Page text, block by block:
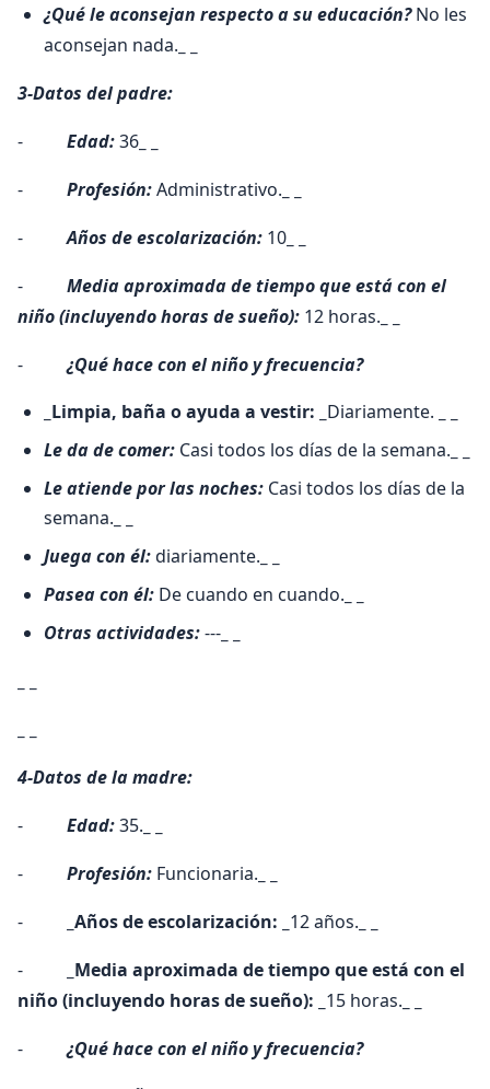
¿Qué le aconsejan respecto a su educación?No les
aconsejan nada.
3-Datos del padre:
- Edad:36
- Profesión:Administrativo.
-Años de escolarización: 10
- Media aproximada de tiempo que está con el
niño (incluyendo horas de sueño): 12 horas.
-¿Qué hace con el niño y frecuencia?
_Limpia, baña o ayuda a vestir: _ Diariamente.
Le da de comer: Casi todos los días de la semana.
Le atiende por las noches: Casi todos los días de la
semana.
Juega con él:diariamente.
Pasea con él: De cuando en cuando.
Otras actividades:---
4-Datos de la madre:
- Edad:35.
- Profesión: Funcionaria.
-
_Años de escolarización: _ 12 años.
-
_Media aproximada de tiempo que está con el
niño (incluyendo horas de sueño): _ 15 horas.
-¿Qué hace con el niño y frecuencia?